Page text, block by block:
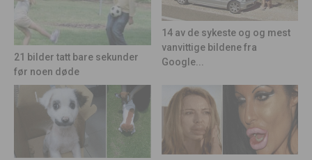
21 bilder tatt bare sekunder
før noen døde
14 av de sykeste og og mest
vanvittige bildene fra
Google...